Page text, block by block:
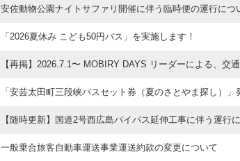
安佐動物公園ナイトサファリ開催に伴う臨時便の運行につ
「2026夏休み こども50円バス」を実施します！
【再掲】2026.7.1〜 MOBIRY DAYS リーダーによる、交
「安芸太田町三段峡バスセット券（夏のさとやま探し）」
【随時更新】国道2号西広島バイパス延伸工事に伴う運行
一般乗合旅客自動車運送事業運送約款の変更について